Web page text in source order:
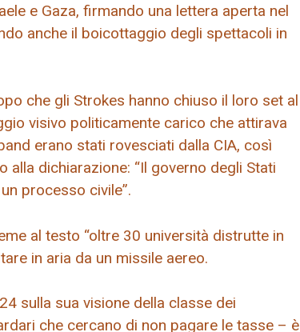
e Gaza, firmando una lettera aperta nel
anche il boicottaggio degli spettacoli in
che gli Strokes hanno chiuso il loro set al
visivo politicamente carico che attirava
erano stati rovesciati dalla CIA, così
dichiarazione: “Il governo degli Stati
processo civile”.
al testo “oltre 30 università distrutte in
in aria da un missile aereo.
sulla sua visione della classe dei
che cercano di non pagare le tasse – è